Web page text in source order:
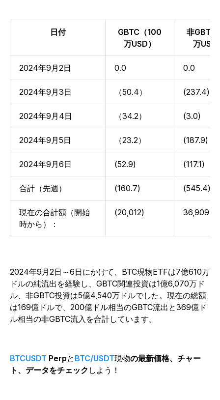
日付
GBTC（100
万USD）
非GBTC
万USD
2024年9月2日 0.0 0.0
2024年9月3日 （50.4） (237.4)
2024年9月4日 （34.2） (3.0)
2024年9月5日 （23.2） (187.9)
2024年9月6日 (52.9) (117.1)
合計（先週） (160.7) (545.4)
現在の合計額（開始
時から）：
(20,012) 36,909
2024年9月2日～6日にかけて、BTC現物ETFは7億610万
ドルの純流出を経験し、GBTC関連投資は1億6,070万ド
ル、非GBTC投資は5億4,540万ドルでした。現在の総額
は169億ドルで、200億ドル相当のGBTC流出と369億ド
ル相当の非GBTC流入を合計しています。
BTCUSDT Perpと BTC/USDT現物の最新価格、チャー
ト、データをチェック しよう！